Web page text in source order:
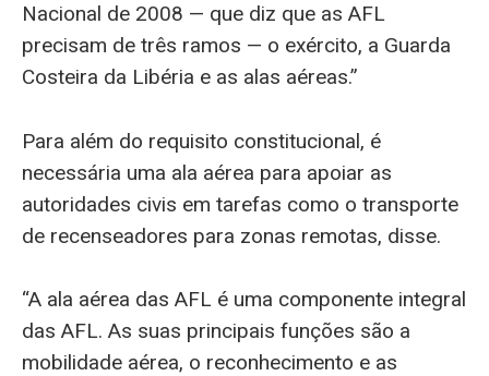
Nacional de 2008 — que diz que as AFL
precisam de três ramos — o exército, a Guarda
Costeira da Libéria e as alas aéreas.”
Para além do requisito constitucional, é
necessária uma ala aérea para apoiar as
autoridades civis em tarefas como o transporte
de recenseadores para zonas remotas, disse.
“A ala aérea das AFL é uma componente integral
das AFL. As suas principais funções são a
mobilidade aérea, o reconhecimento e as